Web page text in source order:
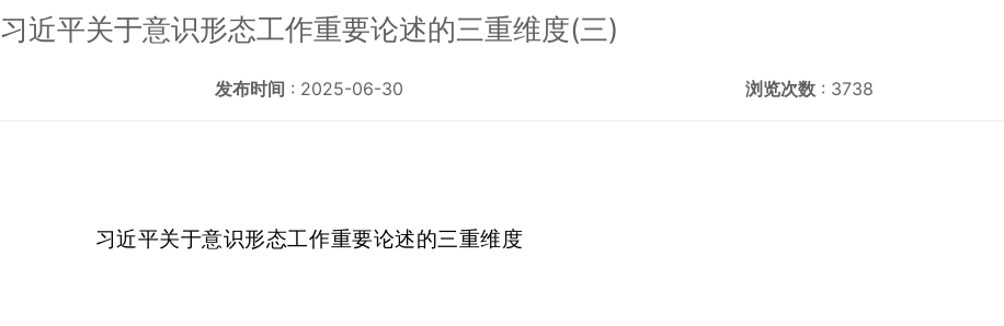
习近平关于意识形态工作重要论述的三重维度(三)
发布时间 : 2025-06-30 浏览次数: 3738
习近平关于意识形态工作重要论述的三重维度